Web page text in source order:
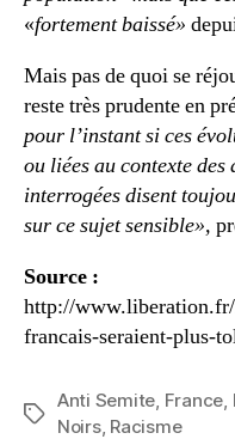
«fortement baissé»
Mais pas de quoi se
reste très prudente en
pour l’instant si ces
ou liées au contexte
interrogées disent
sur ce sujet sensible»,
Source :
http://
francais-seraient-plus-
Étiquettes
Anti Semite France
Noirs, Racisme